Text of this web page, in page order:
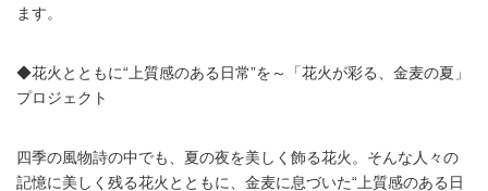
ます。
◆花火とともに“上質感のある日常”を～「花火が彩る、金麦の夏」
プロジェクト
四季の風物詩の中でも、夏の夜を美しく飾る花火。そんな人々の
記憶に美しく残る花火とともに、金麦に息づいた“上質感のある日